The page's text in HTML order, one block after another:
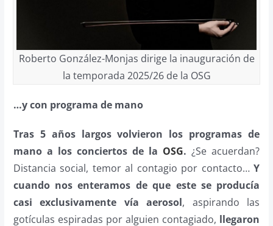
Roberto González-Monjas dirige la inauguración de
la temporada 2025/26 de la OSG
…y con programa de mano
Tras 5 años largos volvieron los programas de
mano a los conciertos de la OSG. ¿Se acuerdan?
Distancia social, temor al contagio por contacto…Y
cuando nos enteramos de que este se producía
casi exclusivamente vía aerosol, aspirando las
gotículas espiradas por alguien contagiado, llegaron